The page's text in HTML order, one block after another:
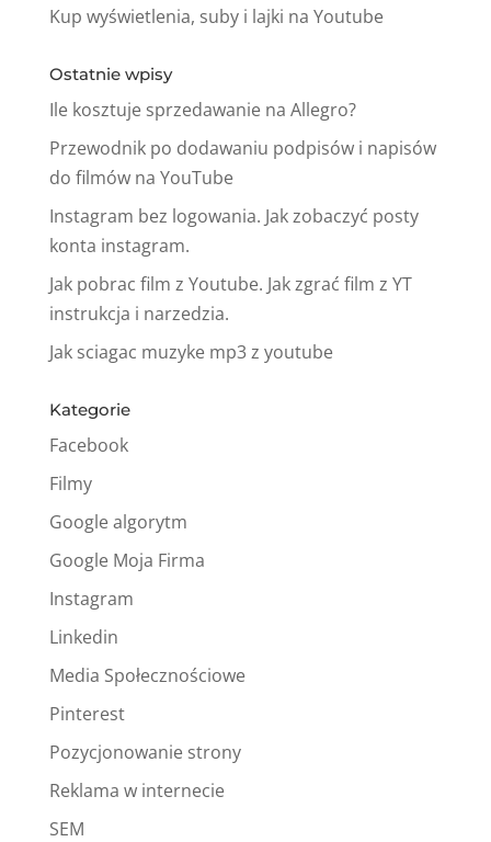
Kup wyświetlenia, suby i lajki na Youtube
Ostatnie wpisy
Ile kosztuje sprzedawanie na Allegro?
Przewodnik po dodawaniu podpisów i napisów
do filmów na YouTube
Instagram bez logowania. Jak zobaczyć posty
konta instagram.
Jak pobrac film z Youtube. Jak zgrać film z YT
instrukcja i narzedzia.
Jak sciagac muzyke mp3 z youtube
Kategorie
Facebook
Filmy
Google algorytm
Google Moja Firma
Instagram
Linkedin
Media Społecznościowe
Pinterest
Pozycjonowanie strony
Reklama w internecie
SEM